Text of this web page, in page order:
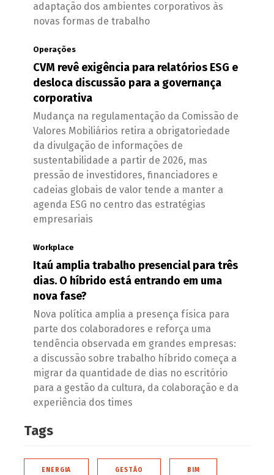
adaptação dos ambientes corporativos às
novas formas de trabalho
Operações
CVM revê exigência para relatórios ESG e
desloca discussão para a governança
corporativa
Mudança na regulamentação da Comissão de
Valores Mobiliários retira a obrigatoriedade
da divulgação de informações de
sustentabilidade a partir de 2026, mas
pressão de investidores, financiadores e
cadeias globais de valor tende a manter a
agenda ESG no centro das estratégias
empresariais
Workplace
Itaú amplia trabalho presencial para três
dias. O híbrido está entrando em uma
nova fase?
Nova política amplia a presença física para
parte dos colaboradores e reforça uma
tendência observada em grandes empresas:
a discussão sobre trabalho híbrido começa a
migrar da quantidade de dias no escritório
para a gestão da cultura, da colaboração e da
experiência dos times
Tags
ENERGIA GESTÃO BIM